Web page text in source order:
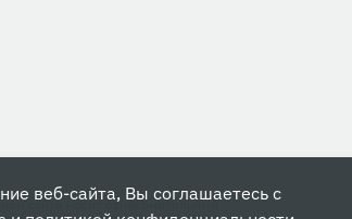
сайте носит ознакомительный
веб-сайта, Вы соглашаетесь с